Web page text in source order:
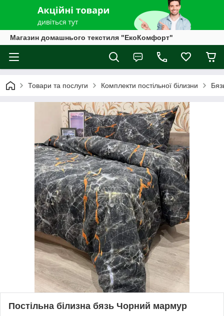
Магазин домашнього текстиля "ЕкоКомфорт"
Товари та послуги Комплекти постільної білизни
Постільна білизна бязь Чорний мармур